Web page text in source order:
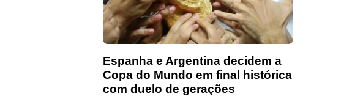
Espanha e Argentina decidem a
Copa do Mundo em final histórica
com duelo de gerações